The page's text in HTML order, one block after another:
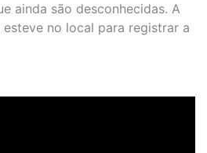
ainda são desconhecidas. A
no local para registrar a